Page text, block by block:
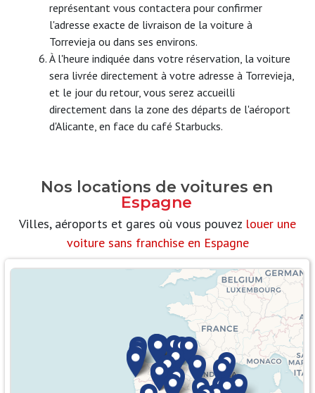
représentant vous contactera pour confirmer
l'adresse exacte de livraison de la voiture à
Torrevieja ou dans ses environs.
À l'heure indiquée dans votre réservation, la voiture
sera livrée directement à votre adresse à Torrevieja,
et le jour du retour, vous serez accueilli
directement dans la zone des départs de l'aéroport
d'Alicante, en face du café Starbucks.
Nos locations de voitures en
Espagne
Villes, aéroports et gares où vous pouvez louer une
voiture sans franchise en Espagne